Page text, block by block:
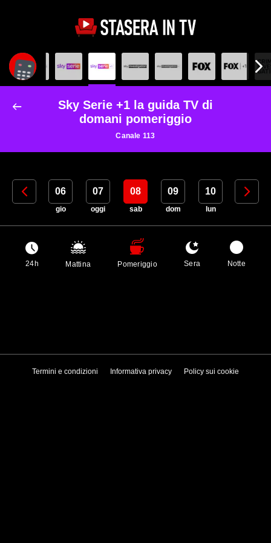
Sky Serie +1 la guida TV di
domani pomeriggio
Canale 113
05 06
gio
07
oggi
08
sab
09
dom
10
lun
11
24h Mattina Pomeriggio Sera Notte
Termini e condizioni Informativa privacy Policy sui cookie